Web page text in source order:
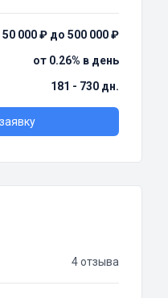
50 000 ₽ до 500 000 ₽
от 0.26% в день
181 - 730 дн.
4 отзыва